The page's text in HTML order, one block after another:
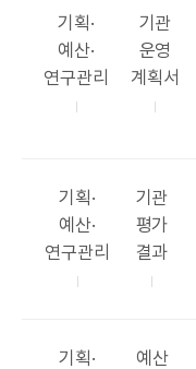
공
카
테
고
기획·
예산·
연구관리
공
표
목
기관
운영
계획서
카
테
고
기획·
예산·
연구관리
공
표
목
기관
평가
결과
카
기획· 공
예산